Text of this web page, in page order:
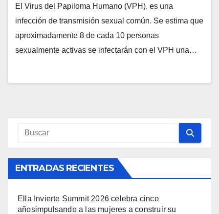
El Virus del Papiloma Humano (VPH), es una
infección de transmisión sexual común. Se estima que
aproximadamente 8 de cada 10 personas
sexualmente activas se infectarán con el VPH una…
ENTRADAS RECIENTES
Ella Invierte Summit 2026 celebra cinco
añosimpulsando a las mujeres a construir su